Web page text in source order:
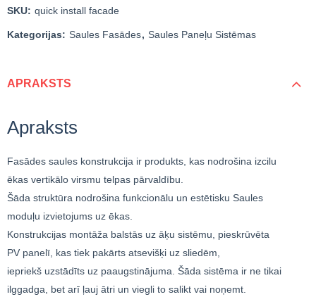
SKU: quick install facade
Kategorijas: Saules Fasādes, Saules Paneļu Sistēmas
APRAKSTS
Apraksts
Fasādes saules konstrukcija ir produkts, kas nodrošina izcilu
ēkas vertikālo virsmu telpas pārvaldību.
Šāda struktūra nodrošina funkcionālu un estētisku Saules
moduļu izvietojums uz ēkas.
Konstrukcijas montāža balstās uz āķu sistēmu, pieskrūvēta
PV panelī, kas tiek pakārts atsevišķi uz sliedēm,
iepriekš uzstādīts uz paaugstinājuma. Šāda sistēma ir ne tikai
ilggadga, bet arī ļauj ātri un viegli to salikt vai noņemt.